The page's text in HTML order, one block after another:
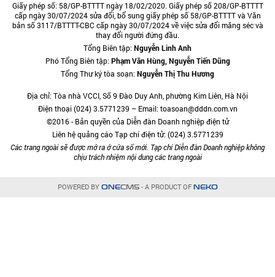
Giấy phép số: 58/GP-BTTTT ngày 18/02/2020. Giấy phép số 208/GP-BTTTT
cấp ngày 30/07/2024 sửa đổi, bổ sung giấy phép số 58/GP-BTTTT và Văn
bản số 3117/BTTTT-CBC cấp ngày 30/07/2024 về việc sửa đổi măng séc và
thay đổi người đứng đầu.
Tổng Biên tập:Nguyễn Linh Anh
Phó Tổng Biên tập:Phạm Văn Hùng, Nguyễn Tiến Dũng
Tổng Thư ký tòa soạn:Nguyễn Thị Thu Hương
Địa chỉ: Tòa nhà VCCI, Số 9 Đào Duy Anh, phường Kim Liên, Hà Nội
Điện thoại (024) 3.5771239 – Email: toasoan@dddn.com.vn
©2016 - Bản quyền của Diễn đàn Doanh nghiệp điện tử
Liên hệ quảng cáo Tạp chí điện tử: (024) 3.5771239
Các trang ngoài sẽ được mở ra ở cửa sổ mới. Tạp chí Diễn đàn Doanh nghiệp không
chịu trách nhiệm nội dung các trang ngoài
POWERED BY ONECMS- A PRODUCT OF NEKO